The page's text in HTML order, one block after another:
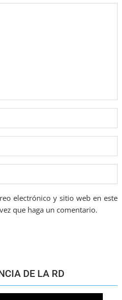
electrónico y sitio web en este
que haga un comentario.
DE LA RD